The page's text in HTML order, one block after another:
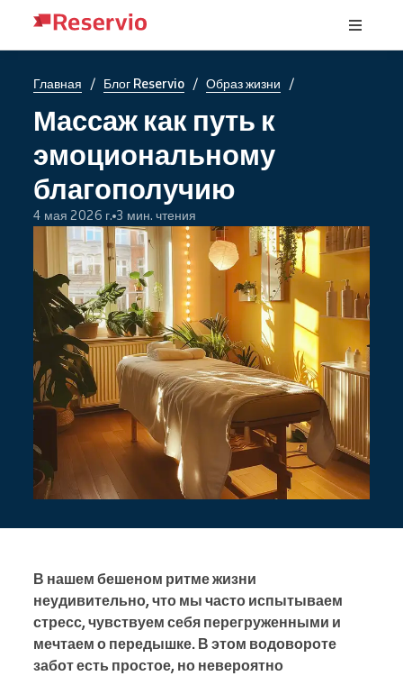
Главная / Блог Reservio / Образ жизни /
Массаж как путь к
эмоциональному
благополучию
4 мая 2026 г. 3 мин. чтения
В нашем бешеном ритме жизни
неудивительно, что мы часто испытываем
стресс, чувствуем себя перегруженными и
мечтаем о передышке. В этом водовороте
забот есть простое, но невероятно